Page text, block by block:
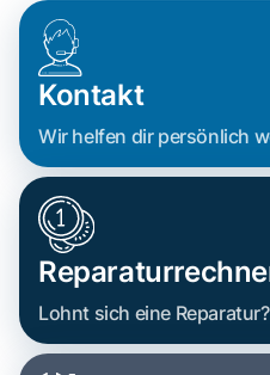
Kontakt
Wir helfen dir persönlich
Lohnt sich eine Reparatur?